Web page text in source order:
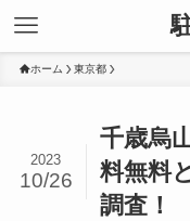
ホーム 東京都
千歳烏
料無料
調査！
2023
10/26